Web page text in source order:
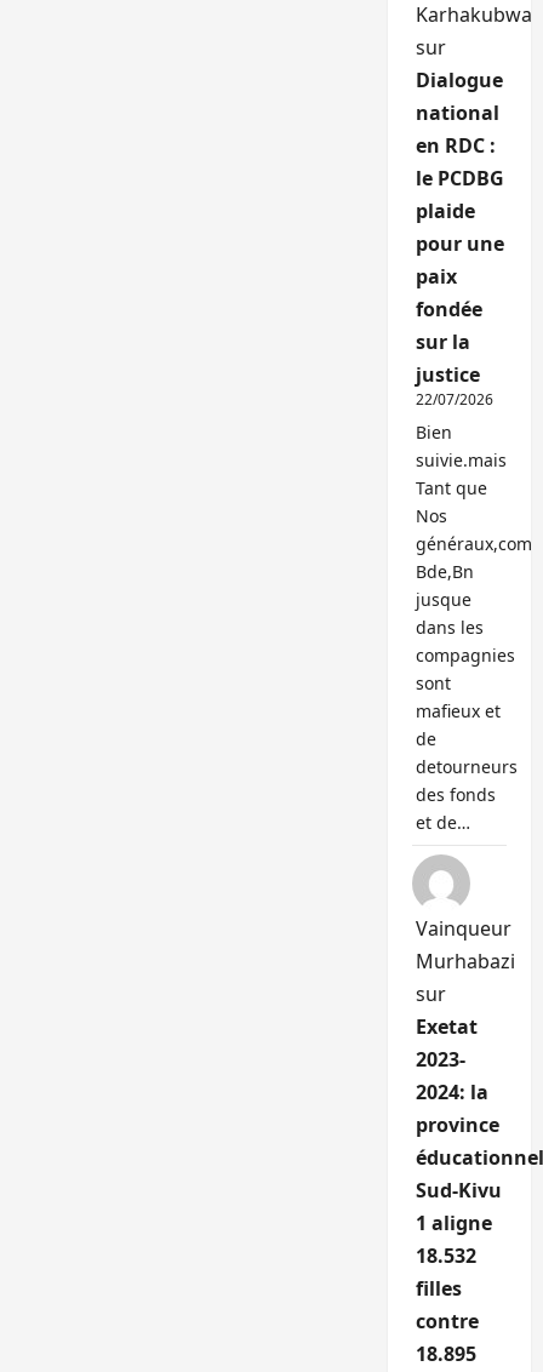
Karhakubwa
sur
Dialogue
national
en RDC :
le PCDBG
plaide
pour une
paix
fondée
sur la
justice
22/07/2026
Bien
suivie.mais
Tant que
Nos
généraux,com
Bde,Bn
jusque
dans les
compagnies
sont
mafieux et
de
detourneurs
des fonds
et de…
Vainqueur
Murhabazi
sur
Exetat
2023-
2024: la
province
Sud-Kivu
1 aligne
18.532
filles
contre
18.895